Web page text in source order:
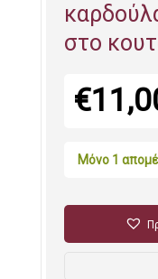
στο
€
Μόνο 1